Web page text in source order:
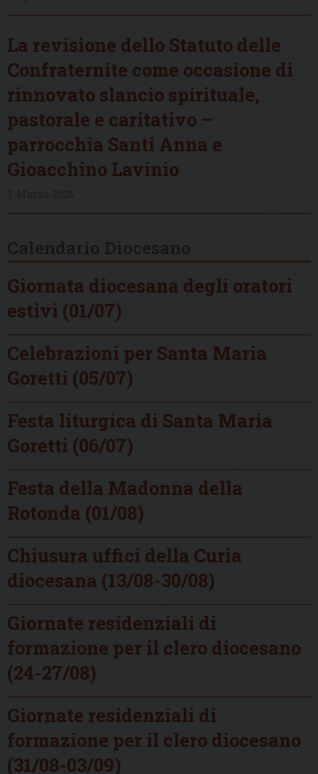
La revisione dello Statuto delle
Confraternite come occasione di
rinnovato slancio spirituale,
pastorale e caritativo –
parrocchia Santi Anna e
Gioacchino Lavinio
Giornata diocesana degli oratori
estivi (01/07)
Celebrazioni per Santa Maria
Goretti (05/07)
Festa liturgica di Santa Maria
Goretti (06/07)
Festa della Madonna della
Rotonda (01/08)
Chiusura uffici della Curia
diocesana (13/08-30/08)
Giornate residenziali di
formazione per il clero diocesano
(24-27/08)
Giornate residenziali di
formazione per il clero diocesano
(31/08-03/09)